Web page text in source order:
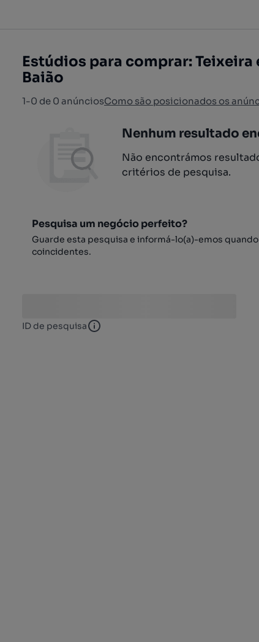
Estúdios para comprar: Teixeira
Baião
1-0 de 0 anúnciosComo são posicionados os
Nenhum resultado
Não encontrámos
critérios de pesquisa.
Pesquisa um negócio perfeito?
Guarde esta pesquisa e informá-lo(a)-emos
coincidentes.
ID de pesquisa ID de pesquisa